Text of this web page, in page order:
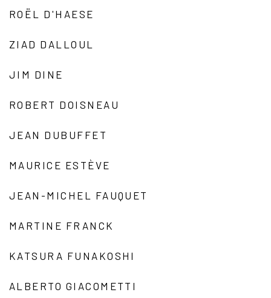
ROËL D'HAESE
ZIAD DALLOUL
JIM DINE
ROBERT DOISNEAU
JEAN DUBUFFET
MAURICE ESTÈVE
JEAN-MICHEL FAUQUET
MARTINE FRANCK
KATSURA FUNAKOSHI
ALBERTO GIACOMETTI